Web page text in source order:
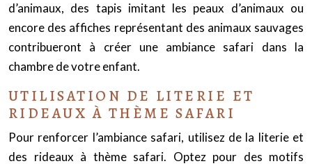
d’animaux, des tapis imitant les peaux d’animaux ou
encore des affiches représentant des animaux sauvages
contribueront à créer une ambiance safari dans la
chambre de votre enfant.
UTILISATION DE LITERIE ET
RIDEAUX À THÈME SAFARI
Pour renforcer l’ambiance safari, utilisez de la literie et
des rideaux à thème safari. Optez pour des motifs